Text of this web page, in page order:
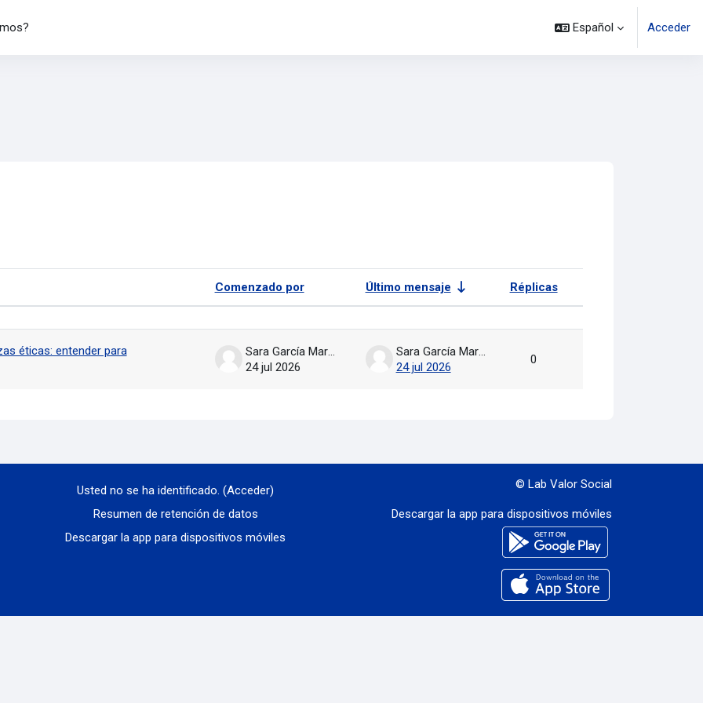
Español Acceder
los foros
Comenzado por Último mensaje
Réplicas
Acciones
éticas: entender para
Sara García Martín
24 jul 2026
Sara García Martín
24 jul 2026
0
Usted no se ha identificado. (Acceder)
Resumen de retención de datos
Descargar la app para dispositivos móviles
© Lab Valor Social
Descargar la app para dispositivos móviles